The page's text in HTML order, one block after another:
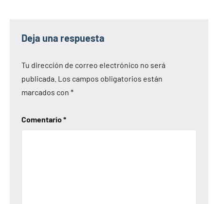
Deja una respuesta
Tu dirección de correo electrónico no será
publicada. Los campos obligatorios están
marcados con *
Comentario*